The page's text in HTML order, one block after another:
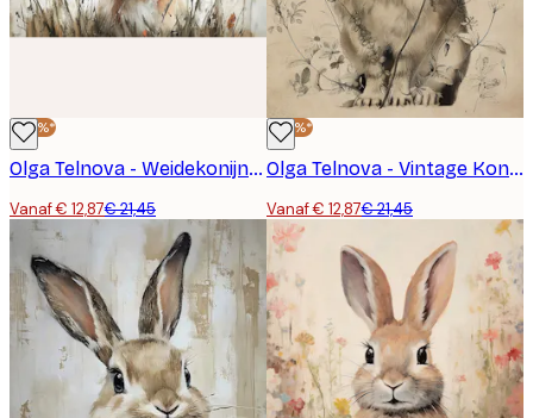
-40%*
Olga Telnova - Weidekonijn Poster
Vanaf € 12,87€ 21,45
-40%*
Olga Telnova - Vintage Konijnenschets Poster
Vanaf € 12,87€ 21,45